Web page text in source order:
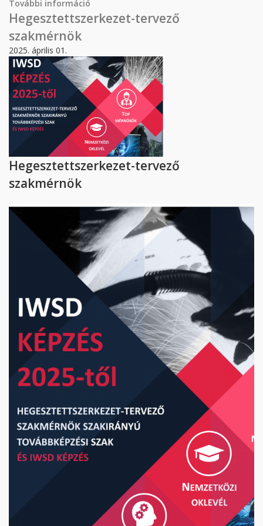
További információ
Hegesztettszerkezet-tervező
szakmérnök
2025. április 01.
Hegesztettszerkezet-tervező
szakmérnök